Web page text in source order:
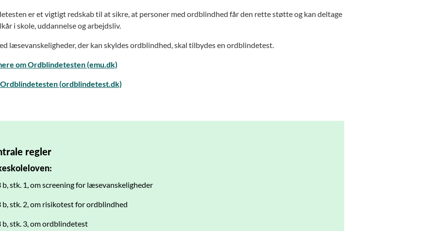
er et vigtigt redskab til at sikre, at personer med ordblindhed får den rette støtte og kan deltage
i skole, uddannelse og arbejdsliv.
læsevanskeligheder, der kan skyldes ordblindhed, skal tilbydes en ordblindetest.
om Ordblindetesten (emu.dk)
(ordblindetest.dk)
regler
b, stk. 1, om screening for læsevanskeligheder
b, stk. 2, om risikotest for ordblindhed
b, stk. 3, om ordblindetest